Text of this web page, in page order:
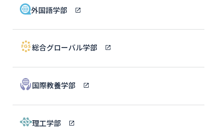
外国語学部
総合グローバル学部
国際教養学部
理工学部